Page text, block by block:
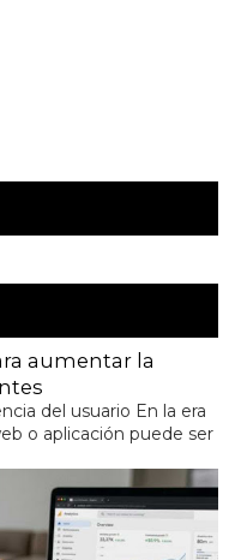
aumentar la
del usuario En la era
o aplicación puede ser